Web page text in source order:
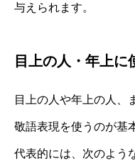
与えられます。
目上の人・年上
目上の人や年上の人、
敬語表現を使うのが基
代表的には、次のよう